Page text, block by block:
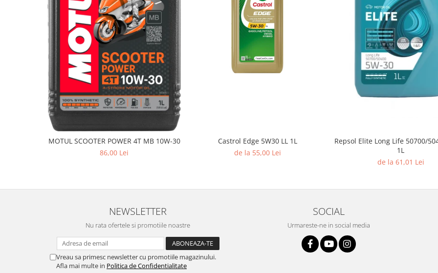
MOTUL SCOOTER POWER 4T MB 10W-30
86,00 Lei
Castrol Edge 5W30 LL 1L
de la 55,00 Lei
Repsol Elite Long Life 50700/
1L
de la 61,01 Lei
NEWSLETTER
Nu rata ofertele si promotiile noastre
Vreau sa primesc newsletter cu promotiile magazinului.
Afla mai multe in Politica de Confidentialitate
SOCIAL
Urmareste-ne in social media